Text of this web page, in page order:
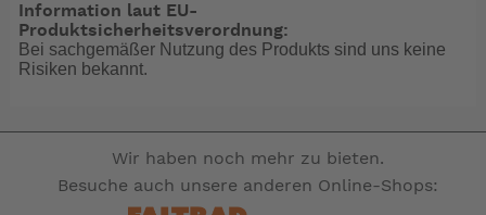
hat man beim Boot eine höhere Lebenserwartung.
ACHTUNG , diese Persenning ist nicht für den
Trailertransport geeignet.
kann man die Persenning auf auf das verkehrtherum
gelagerte Boot spannen. Die Persenning wird mit einem
rundumlaufenden Seil in einem Saum unterhalb des
Bootes gespannt.
Information laut EU-
Produktsicherheitsverordnung:
Bei sachgemäßer Nutzung des Produkts sind uns keine
Risiken bekannt.
Wir haben noch mehr zu bieten.
Besuche auch unsere anderen Online-Shops: